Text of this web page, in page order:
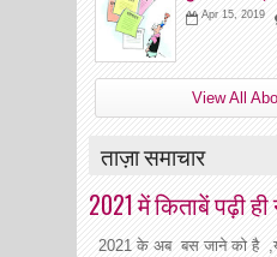
Apr 15, 2019
View All
ताज़ा समाचार
2021 में किताबें पढ़ी
2021 के अब बस जाने को है